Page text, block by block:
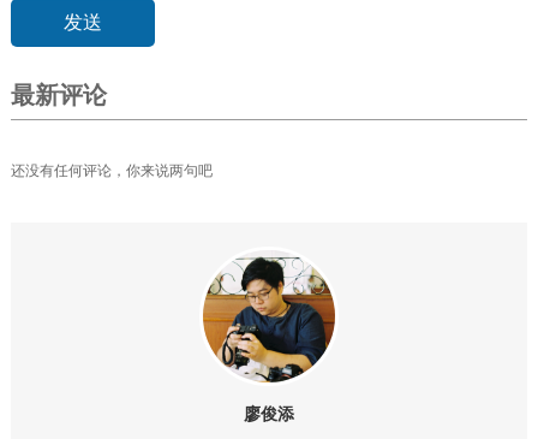
最新评论
还没有任何评论，你来说两句吧
廖俊添